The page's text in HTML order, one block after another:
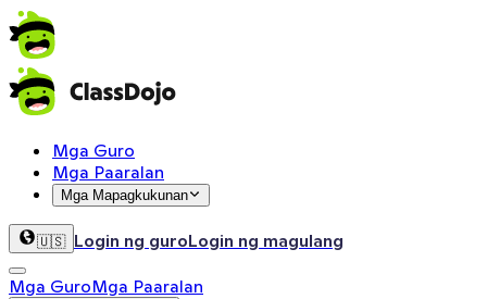
Mga Guro
Mga Paaralan
Mga Mapagkukunan
🇺🇸 Login ng guroLogin ng magulang
Mga GuroMga Paaralan